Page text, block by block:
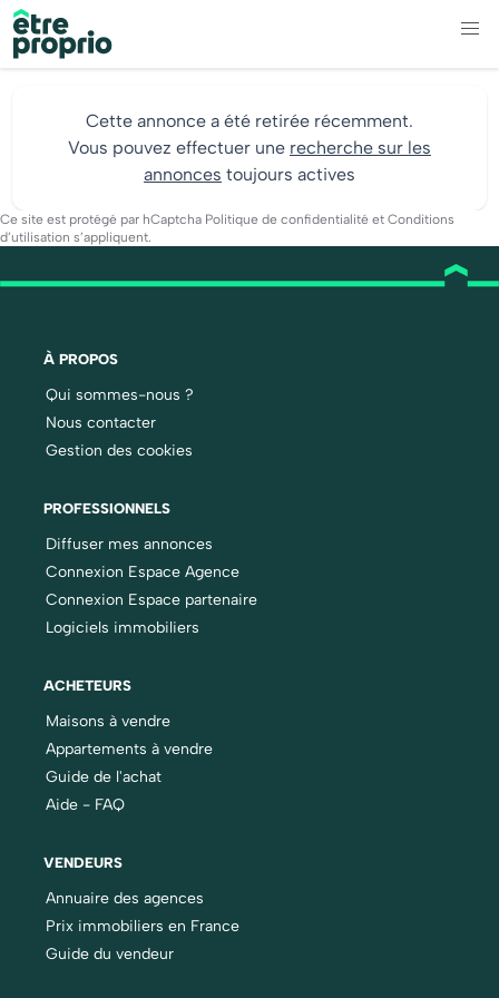
Cette annonce a été retirée récemment.
Vous pouvez effectuer une recherche sur les
annonces toujours actives
Ce site est protégé par hCaptcha Politique de confidentialité et Conditions
d’utilisation s’appliquent.
À PROPOS
Qui sommes-nous ?
Nous contacter
Gestion des cookies
PROFESSIONNELS
Diffuser mes annonces
Connexion Espace Agence
Connexion Espace partenaire
Logiciels immobiliers
ACHETEURS
Maisons à vendre
Appartements à vendre
Guide de l'achat
Aide - FAQ
VENDEURS
Annuaire des agences
Prix immobiliers en France
Guide du vendeur